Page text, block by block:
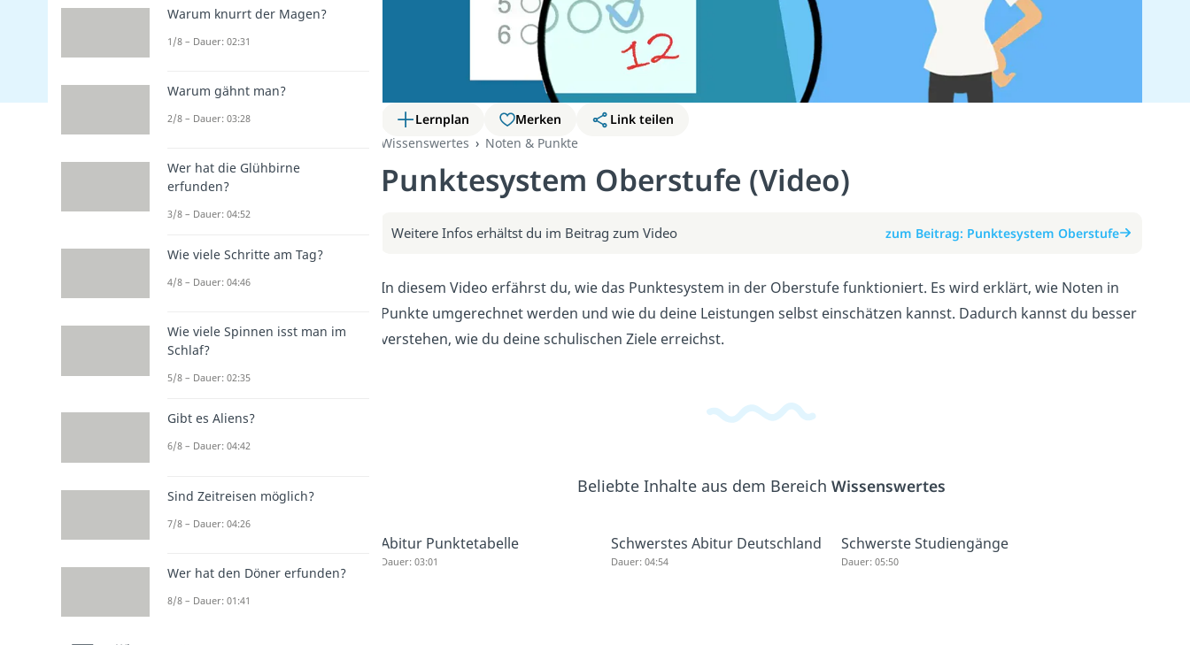
Lernplan Merken
Link teilen
Wissenswertes
Noten & Punkte
Punktesystem Oberstufe (Video)
Weitere Infos erhältst du im Beitrag zum Video zum Beitrag: Punktesystem Oberstufe
In diesem Video erfährst du, wie das Punktesystem in der Oberstufe funktioniert. Es wird erklärt, wie Noten in
Punkte umgerechnet werden und wie du deine Leistungen selbst einschätzen kannst. Dadurch kannst du besser
verstehen, wie du deine schulischen Ziele erreichst.
Beliebte Inhalte aus dem Bereich Wissenswertes
Abitur Punktetabelle
Dauer: 03:01
Schwerstes Abitur Deutschland
Dauer: 04:54
Schwerste Studiengänge
Dauer: 05:50
Warum knurrt der Magen?
1/8 – Dauer: 02:31
Warum gähnt man?
2/8 – Dauer: 03:28
Wer hat die Glühbirne
erfunden?
3/8 – Dauer: 04:52
Wie viele Schritte am Tag?
4/8 – Dauer: 04:46
Wie viele Spinnen isst man im
Schlaf?
5/8 – Dauer: 02:35
Gibt es Aliens?
6/8 – Dauer: 04:42
Sind Zeitreisen möglich?
7/8 – Dauer: 04:26
Wer hat den Döner erfunden?
8/8 – Dauer: 01:41